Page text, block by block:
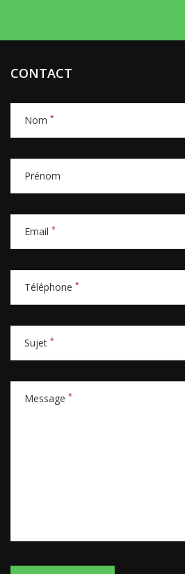
CONTACT
Nom *
Prénom
Email *
Téléphone *
Sujet *
Message *